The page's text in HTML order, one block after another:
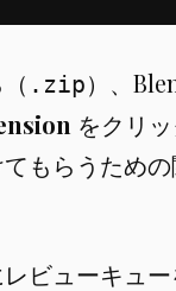
.zip）、
をクリ
もらうため
ビューキュ